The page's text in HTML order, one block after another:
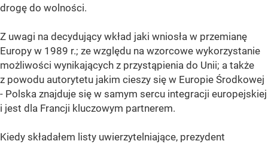
drogę do wolności.
Z uwagi na decydujący wkład jaki wniosła w przemianę
Europy w 1989 r.; ze względu na wzorcowe wykorzystanie
możliwości wynikających z przystąpienia do Unii; a także
z powodu autorytetu jakim cieszy się w Europie Środkowej
- Polska znajduje się w samym sercu integracji europejskiej
i jest dla Francji kluczowym partnerem.
Kiedy składałem listy uwierzytelniające, prezydent